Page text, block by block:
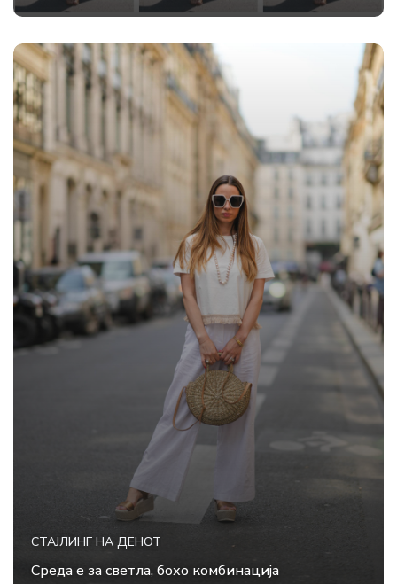
СТАЈЛИНГ НА ДЕНОТ
Среда е за светла, бохо комбинација